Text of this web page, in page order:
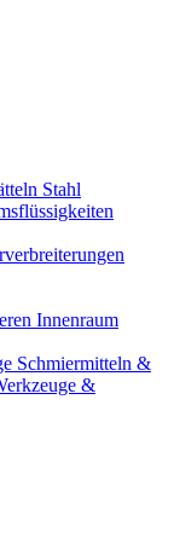
Stahl
Innenraum
Schmiermitteln &
&